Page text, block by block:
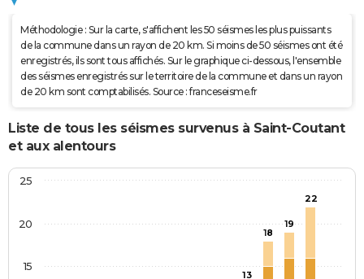
Méthodologie : Sur la carte, s'affichent les 50 séismes les plus puissants
de la commune dans un rayon de 20 km. Si moins de 50 séismes ont été
enregistrés, ils sont tous affichés. Sur le graphique ci-dessous, l'ensemble
des séismes enregistrés sur le territoire de la commune et dans un rayon
de 20 km sont comptabilisés. Source : franceseisme.fr
Liste de tous les séismes survenus à Saint-Coutant
et aux alentours
13
18
19
22
15
20
25